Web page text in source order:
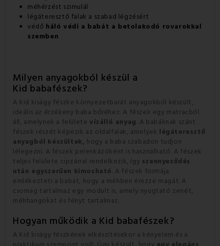
méhérzést szimulál
légáteresztő falak a szabad légzésért
védő háló védi a babát a betolakodó rovarokkal
szemben
Milyen anyagokból készül a
Kid babafészek?
A Kid kiságy fészke környezetbarát anyagokból készült,
ideális az érzékeny baba bőréhez. A fészek egy matracból
áll, amelynek a felülete vízálló anyag. A babáknak szánt
fészek részét képezik az oldalfalak, amelyek légáteresztő
anyagból készültek, hogy a baba szabadon tudjon
lélegezni. A fészek pelenkázóként is használható. A fészek
teljes felülete cipzárral rendelkezik, így szennyeződés
után egyszerűen kimosható. A fészek formája
emlékezteti a babát, hogy a méhben érezze magát. A
csomag tartalmaz egy modult is, amely nyugtató zenét,
méhhangokat és fényt tartalmaz.
Hogyan működik a Kid babafészek?
A Kid kiságy fészkének elkészítésekor a kényelem és a